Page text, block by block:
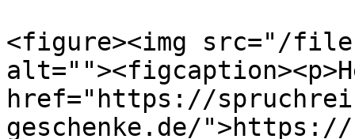
<figure><img src="/files/
href="https://
geschenke.de/